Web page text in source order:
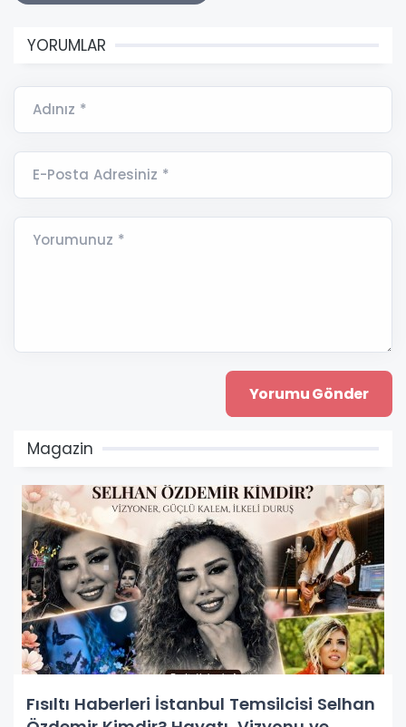
YORUMLAR
Adınız *
E-Posta Adresiniz *
Yorumunuz *
Magazin
Fısıltı Haberleri İstanbul Temsilcisi Selhan